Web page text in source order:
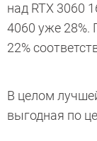
над RTX 3060
4060 уже 28%.
22%
В целом
выгодная по